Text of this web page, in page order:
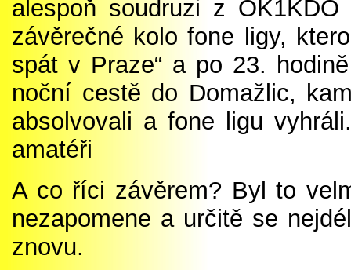
alespoň soudruzi z
závěrečné kolo fone ligy,
spát v Praze“ a po 23.
noční cestě do Domažlic,
absolvovali a fone ligu
amatéři
A co říci závěrem? Byl to
nezapomene a určitě se
znovu.